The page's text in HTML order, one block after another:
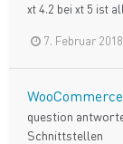
xt 4.2 bei xt 5 ist
7. Februar 2018
WooCommerce
question
Schnittstellen